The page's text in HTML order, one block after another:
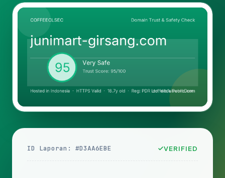
ID Laporan: #D3AA6EBE VERIFIED